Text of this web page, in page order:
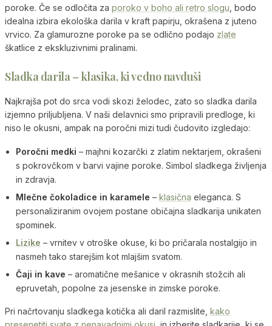
poroke. Če se odločita za poroko v boho ali retro slogu , bodo
idealna izbira ekološka darila v kraft papirju, okrašena z juteno
vrvico. Za glamurozne poroke pa se odlično podajo zlate
škatlice z ekskluzivnimi pralinami.
Sladka darila – klasika, ki vedno navduši
Najkrajša pot do srca vodi skozi želodec, zato so sladka darila
izjemno priljubljena. V naši delavnici smo pripravili predloge, ki
niso le okusni, ampak na poročni mizi tudi čudovito izgledajo:
Poročni medki – majhni kozarčki z zlatim nektarjem, okrašeni
s pokrovčkom v barvi vajine poroke. Simbol sladkega življenja
in zdravja.
Mlečne čokoladice in karamele – klasična eleganca. S
personaliziranim ovojem postane običajna sladkarija unikaten
spominek.
Lizike – vrnitev v otroške okuse, ki bo pričarala nostalgijo in
nasmeh tako starejšim kot mlajšim svatom.
Čaji in kave – aromatične mešanice v okrasnih stožcih ali
epruvetah, popolne za jesenske in zimske poroke.
Pri načrtovanju sladkega kotička ali daril razmislite, kako